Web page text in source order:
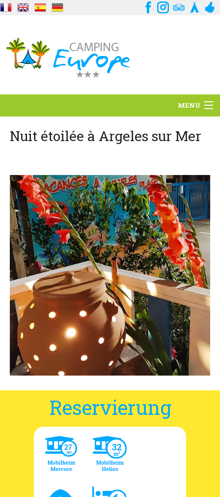
MENU
Standort
Dienstleistungen
Kontakt
Lage und Zufahrt
Kontaktformular
Dokumentation
Nachrichten
Mobilheim und Preise
Campingplatz und Preise
Zimmer pro Nacht und Preise
Nuit étoilée à Argeles sur Mer
Reservierung